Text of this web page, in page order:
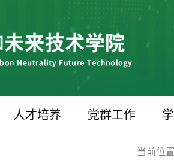
人才培养 党群工作
当前位置